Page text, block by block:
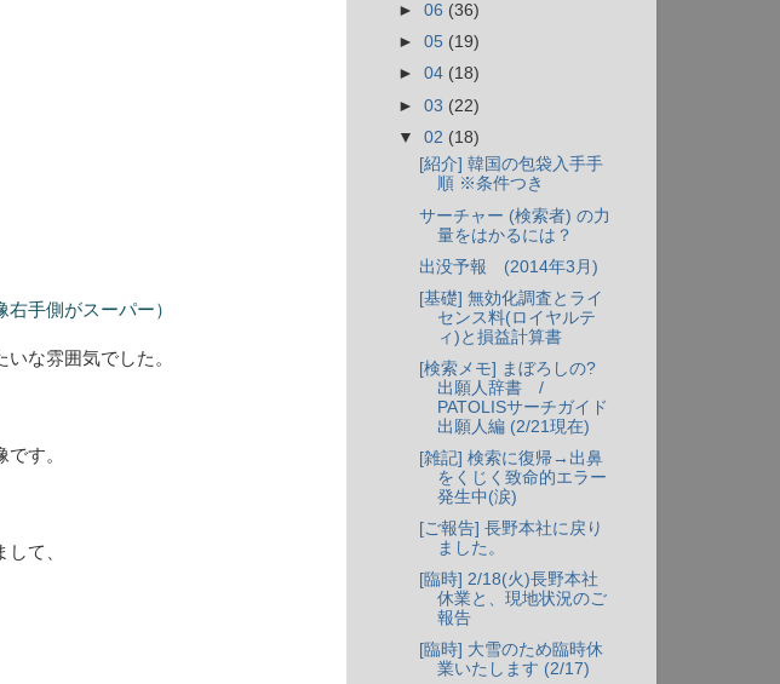
右手側がスーパー）
な雰囲気でした。
す。
て、
►06 (36)
►05 (19)
►04 (18)
►03 (22)
▼02 (18)
[紹介] 韓国の包袋入手手
順 ※条件つき
サーチャー (検索者) の力
量をはかるには？
出没予報 (2014年3月)
[基礎] 無効化調査とライ
センス料(ロイヤルテ
ィ)と損益計算書
[検索メモ] まぼろしの?
出願人辞書 /
PATOLISサーチガイド
出願人編 (2/21現在)
[雑記] 検索に復帰→出鼻
をくじく致命的エラー
発生中(涙)
[ご報告] 長野本社に戻り
ました。
[臨時] 2/18(火)長野本社
休業と、現地状況のご
報告
[臨時] 大雪のため臨時休
業いたします (2/17)